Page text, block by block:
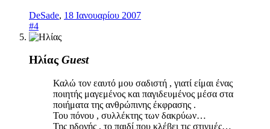
DeSade, 18 Ιανουαρίου 2007
#4
Ηλίας Guest
Καλώ τον εαυτό μου σαδιστή , γιατί είμαι ένας
ποιητής μαγεμένος και παγιδευμένος μέσα στα
ποιήματα της ανθρώπινης έκφρασης .
Του πόνου , συλλέκτης των δακρύων…
Της ηδονής , το παιδί που κλέβει τις στιγμές…